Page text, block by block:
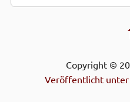
Copyright ©
Veröffentlicht unter